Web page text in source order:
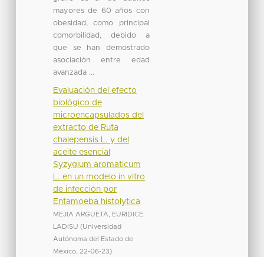
mayores de 60 años con
obesidad, como principal
comorbilidad, debido a
que se han demostrado
asociación entre edad
avanzada ...
Evaluación del efecto
biológico de
microencapsulados del
extracto de Ruta
chalepensis L. y del
aceite esencial
Syzygium aromaticum
L. en un modelo in vitro
de infección por
Entamoeba histolytica
MEJIA ARGUETA, EURIDICE
LADISU (Universidad
Autónoma del Estado de
México, 22-06-23)